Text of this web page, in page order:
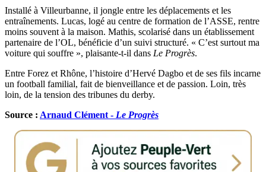
Installé à Villeurbanne, il jongle entre les déplacements et les
entraînements. Lucas, logé au centre de formation de l’ASSE, rentre
moins souvent à la maison. Mathis, scolarisé dans un établissement
partenaire de l’OL, bénéficie d’un suivi structuré. « C’est surtout ma
voiture qui souffre », plaisante-t-il dans Le Progrès.
Entre Forez et Rhône, l’histoire d’Hervé Dagbo et de ses fils incarne
un football familial, fait de bienveillance et de passion. Loin, très
loin, de la tension des tribunes du derby.
Source : Arnaud Clément - Le Progrès